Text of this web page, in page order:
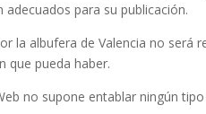
para su publicación.
la albufera de Valencia no será
que pueda haber.
no supone entablar ningún